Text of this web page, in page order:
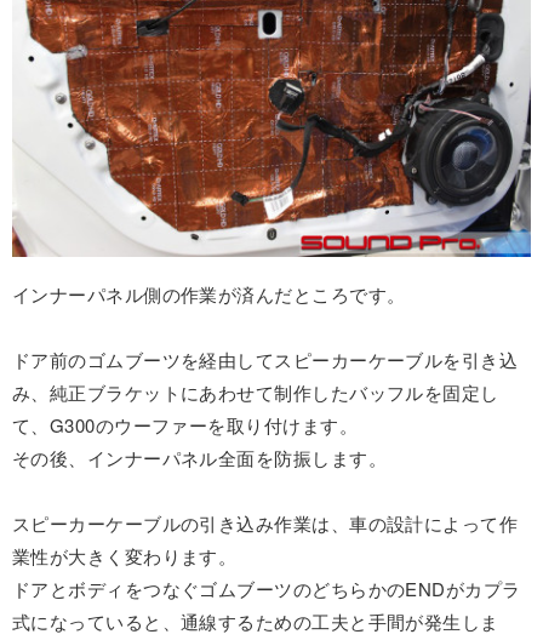
インナーパネル側の作業が済んだところです。
ドア前のゴムブーツを経由してスピーカーケーブルを引き込
み、純正ブラケットにあわせて制作したバッフルを固定し
て、G300のウーファーを取り付けます。
その後、インナーパネル全面を防振します。
スピーカーケーブルの引き込み作業は、車の設計によって作
業性が大きく変わります。
ドアとボディをつなぐゴムブーツのどちらかのENDがカプラ
式になっていると、通線するための工夫と手間が発生しま